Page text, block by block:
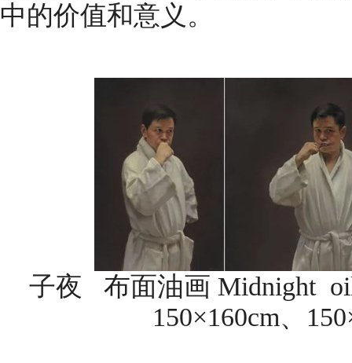
中的价值和意义。
子夜 布面油画 Midnight oil
150×160cm、